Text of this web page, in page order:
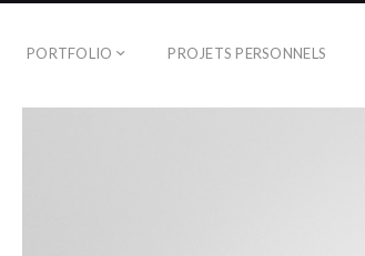
PORTFOLIO PROJETS PERSONNELS